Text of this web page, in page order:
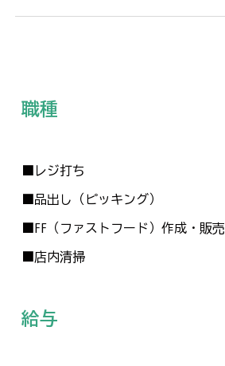
職種
■レジ打ち
■品出し（ピッキング）
FF（ファストフード）作成・販売
■店内清掃
給与